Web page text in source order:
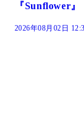
だまり』
2026年08月02日